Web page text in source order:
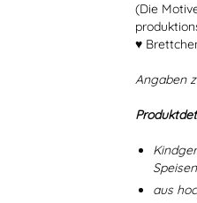
(Die
♥
Angaben
Speisen
aus